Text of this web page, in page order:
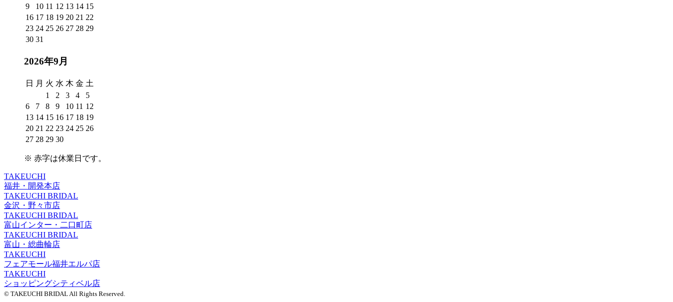
9
10 11 12 13 14 15
16 17 18 19 20 21 22
23 24 25 26 27 28 29
30 31
2026年9月
日 月 火 水 木 金 土
1
2 3 4
5
6
7 8 9 10 11 12
13 14 15 16 17 18 19
20 21 22 23 24 25 26
27 28 29 30
※ 赤字は休業日 です。
TAKEUCHI
福井・開発本店
TAKEUCHI BRIDAL
金沢・野々市店
TAKEUCHI BRIDAL
富山インター・二口町店
TAKEUCHI BRIDAL
富山・総曲輪店
TAKEUCHI
フェアモール福井エルパ店
TAKEUCHI
ショッピングシティベル店
© TAKEUCHI BRIDAL All Rights Reserved.